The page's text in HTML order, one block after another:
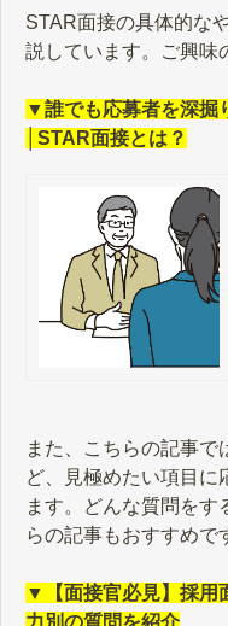
STAR面接の具体的な
説しています。ご興味
▼誰でも応募者を深掘
│STAR面接とは？
また、こちらの記事で
ど、見極めたい項目に
ます。どんな質問をす
らの記事もおすすめで
▼【面接官必見】採用